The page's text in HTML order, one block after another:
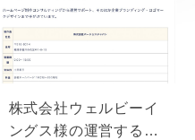
株式会社ウェルビーイ
ングス様の運営するメ